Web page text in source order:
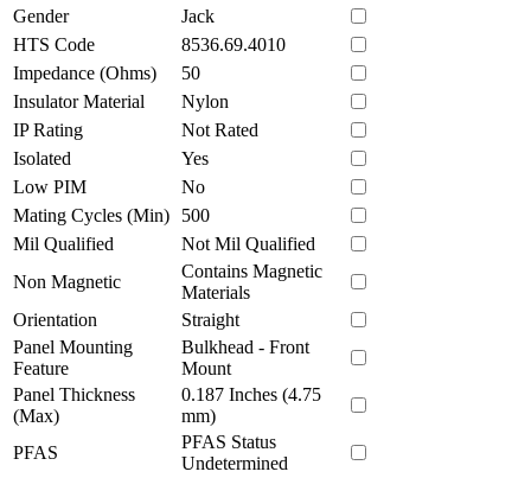
Gender
Jack
HTS Code
8536.69.4010
Impedance (Ohms)
50
Insulator Material
Nylon
IP Rating
Not Rated
Isolated
Yes
Low PIM
No
Mating Cycles (Min)
500
Mil Qualified
Not Mil Qualified
Non Magnetic
Contains Magnetic
Materials
Orientation
Straight
Panel Mounting
Feature
Bulkhead - Front
Mount
Panel Thickness
(Max)
0.187 Inches (4.75
mm)
PFAS
PFAS Status
Undetermined